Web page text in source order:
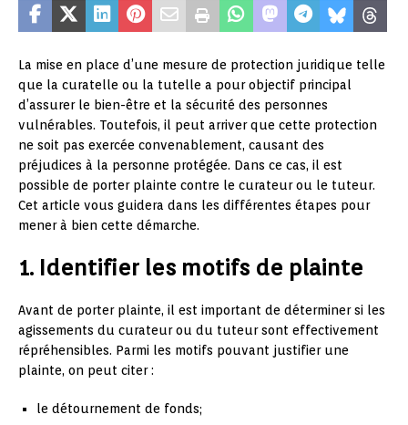
La mise en place d’une mesure de protection juridique telle
que la curatelle ou la tutelle a pour objectif principal
d’assurer le bien-être et la sécurité des personnes
vulnérables. Toutefois, il peut arriver que cette protection
ne soit pas exercée convenablement, causant des
préjudices à la personne protégée. Dans ce cas, il est
possible de porter plainte contre le curateur ou le tuteur.
Cet article vous guidera dans les différentes étapes pour
mener à bien cette démarche.
1. Identifier les motifs de plainte
Avant de porter plainte, il est important de déterminer si les
agissements du curateur ou du tuteur sont effectivement
répréhensibles. Parmi les motifs pouvant justifier une
plainte, on peut citer :
le détournement de fonds;